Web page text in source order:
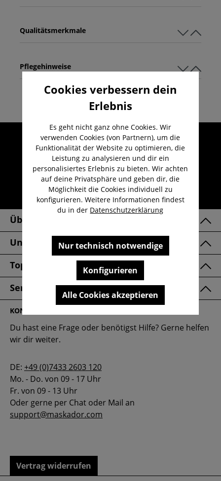
Qualitätsmerkmale
Pflegehinweise
Umfangreicher Kundenservice
Kauf auf Rechnung
Kostenloser Versand ab 29,-€
Lieferzeit 1-3 Werktage
30 Tage kostenlose Retoure
Über Uns
Unsere Marken
Top Kategorien
Service & FAQ
KONTAKT
Du hast eine Frage oder benötigst Hilfe? Gerne helfen
wir dir weiter.
DE: +49 (0)7433 2603 120
Mo. - Do. von 09 - 17 Uhr
Fr. von 09 - 13 Uhr
Oder gerne per Chat oder Mail an
support@maskador.com
Vertrag widerrufen
Cookies verbessern dein
Erlebnis
Es geht nicht ganz ohne Cookies. Wir
verwenden Cookies (von Partnern), um die
Funktionalität der Website zu optimieren, die
Leistung zu analysieren und dir ein
personalisiertes Erlebnis zu bieten. Wir achten
auf deine Privatsphäre und geben dir, die
Möglichkeit die Cookies individuell zu
konfigurieren. Weitere Informationen findest
du in der Datenschutzerklärung
Nur technisch notwendige
Konfigurieren
Alle Cookies akzeptieren